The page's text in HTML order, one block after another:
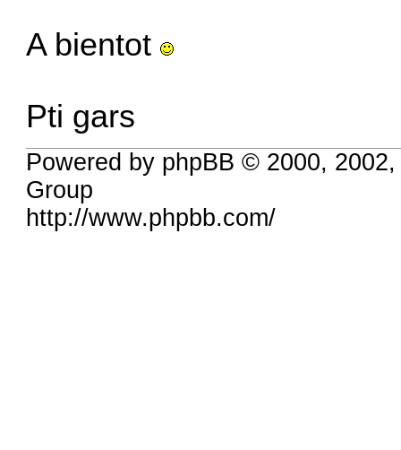
A bientot
Pti gars
Powered by phpBB © 2000,
Group
http://www.phpbb.com/